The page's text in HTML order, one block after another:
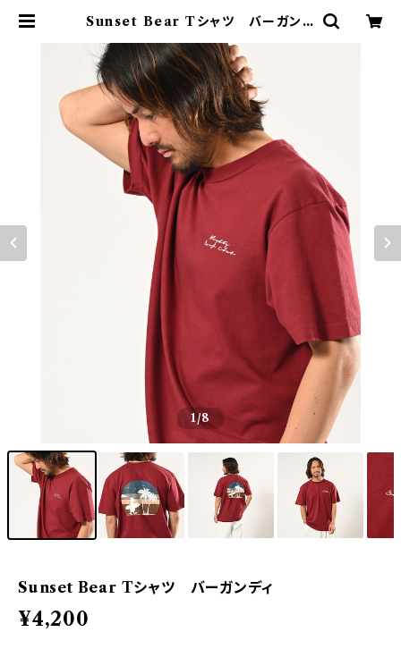
Sunset Bear Tシャツ バーガンデ
1/8
Sunset Bear Tシャツ バーガンディ
¥4,200